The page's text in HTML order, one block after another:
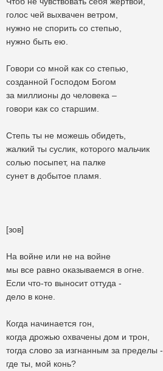
голос чей выхвачен ветром,
нужно не спорить со степью,
нужно быть ею.
Говори со мной как со степью,
созданной Господом Богом
за миллионы до человека –
говори как со старшим.
Степь ты не можешь обидеть,
жалкий ты суслик, которого мальчик
солью посыпет, на палке
сунет в добытое пламя.
[зов]
На войне или не на войне
мы все равно оказываемся в огне.
Если что-то выносит оттуда -
дело в коне.
Когда начинается гон,
когда дрожью охвачены дом и трон,
тогда слово за изгнанным за пределы -
где ты, мой конь?